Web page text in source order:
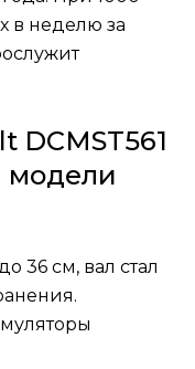
в неделю за
36 см, вал стал